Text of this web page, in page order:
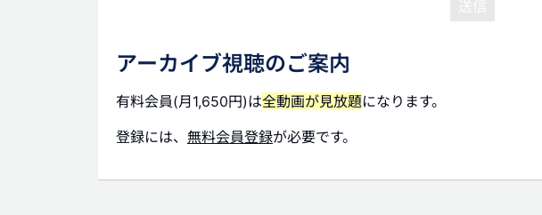
アーカイブ視聴のご案内
有料会員(月1,650円)は全動画が見放題になります。
登録には、 無料会員登録が必要です。